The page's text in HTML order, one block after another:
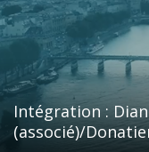
Intégration :
(associé)/